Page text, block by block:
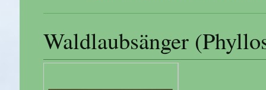
Waldlaubsänger